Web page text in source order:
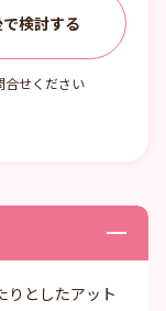
合せください
りとしたアット